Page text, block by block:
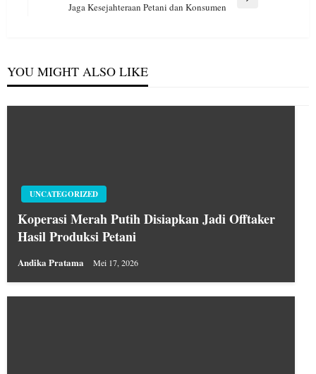
Jaga Kesejahteraan Petani dan Konsumen
YOU MIGHT ALSO LIKE
UNCATEGORIZED
Koperasi Merah Putih Disiapkan Jadi Offtaker
Hasil Produksi Petani
Andika Pratama Mei 17, 2026